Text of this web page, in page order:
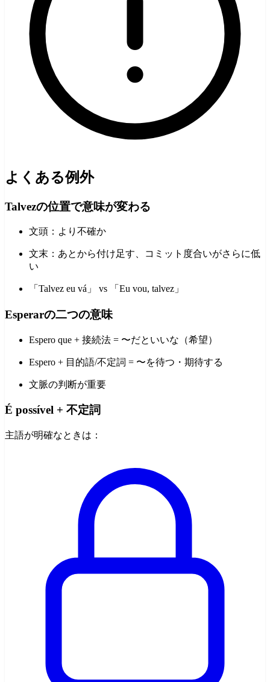
よくある例外
Talvezの位置で意味が変わる
文頭：より不確か
文末：あとから付け足す、コミット度合いがさらに低
い
「Talvez eu vá」 vs 「Eu vou, talvez」
Esperarの二つの意味
Espero que + 接続法 = 〜だといいな（希望）
Espero + 目的語/不定詞 = 〜を待つ・期待する
文脈の判断が重要
É possível + 不定詞
主語が明確なときは：